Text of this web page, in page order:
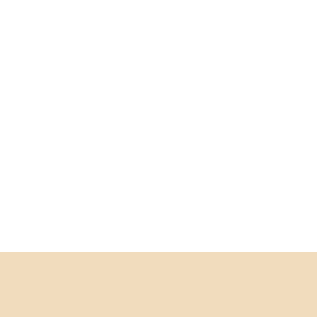
Зелений різновид цього
на досягнення матеріального й
прийняття важливих рішень та
відчуття внутрішньої